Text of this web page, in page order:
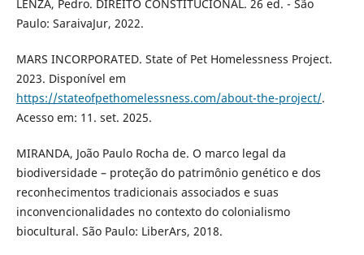
LENZA, Pedro. DIREITO CONSTITUCIONAL. 26 ed. - São
Paulo: SaraivaJur, 2022.
MARS INCORPORATED. State of Pet Homelessness Project.
2023. Disponível em
https://stateofpethomelessness.com/about-the-project/.
Acesso em: 11. set. 2025.
MIRANDA, João Paulo Rocha de. O marco legal da
biodiversidade – proteção do patrimônio genético e dos
reconhecimentos tradicionais associados e suas
inconvencionalidades no contexto do colonialismo
biocultural. São Paulo: LiberArs, 2018.